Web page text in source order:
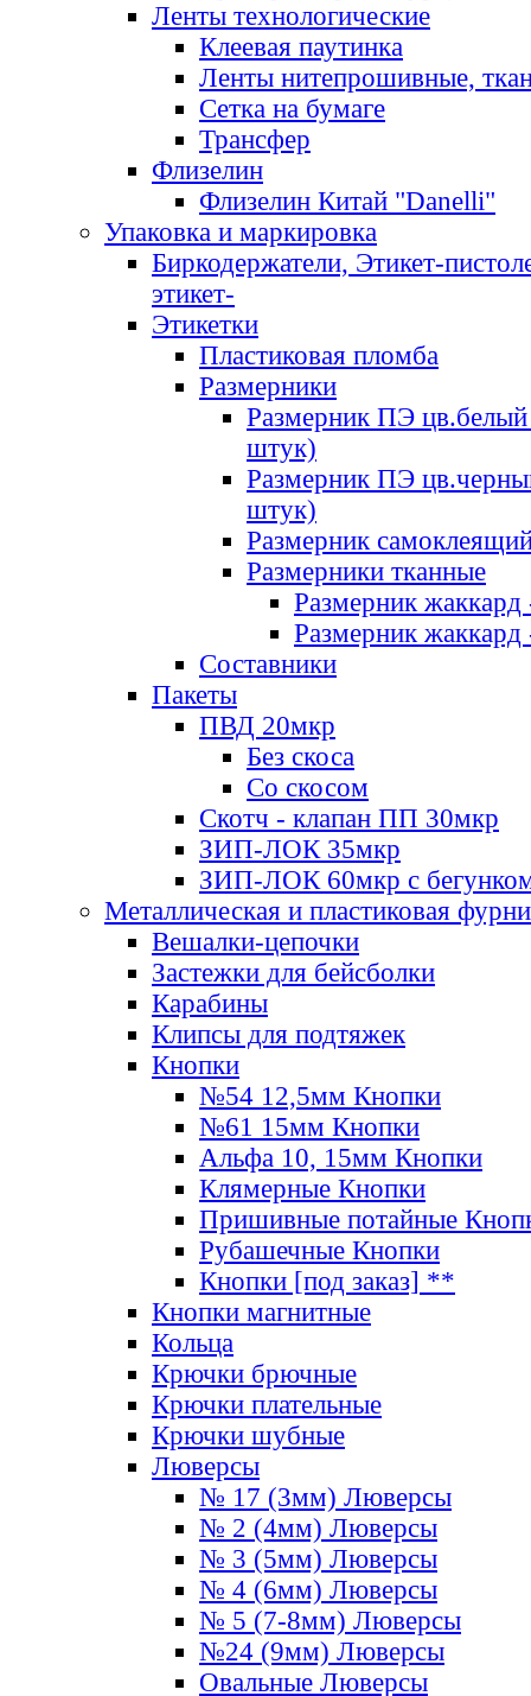
Ленты технологические
Клеевая паутинка
Ленты нитепрошивные,
Сетка на бумаге
Трансфер
Флизелин
Флизелин Китай "Danelli"
Упаковка и маркировка
Биркодержатели, Этикет-
этикет-
Этикетки
Пластиковая пломба
Размерники
Размерник ПЭ цв.белый
штук)
Размерник ПЭ
штук)
Размерник
Размерники тканные
Размерник
Размерник
Составники
Пакеты
ПВД 20мкр
Без скоса
Со скосом
Скотч - клапан ПП 30мкр
ЗИП-ЛОК 35мкр
ЗИП-ЛОК 60мкр с
Металлическая и пластиковая
Вешалки-цепочки
Застежки для бейсболки
Карабины
Клипсы для подтяжек
Кнопки
№54 12,5мм Кнопки
№61 15мм Кнопки
Альфа 10, 15мм Кнопки
Клямерные Кнопки
Пришивные потайные
Рубашечные Кнопки
Кнопки [под заказ] **
Кнопки магнитные
Кольца
Крючки брючные
Крючки плательные
Крючки шубные
Люверсы
№ 17 (3мм) Люверсы
№ 2 (4мм) Люверсы
№ 3 (5мм) Люверсы
№ 4 (6мм) Люверсы
№ 5 (7-8мм) Люверсы
№24 (9мм) Люверсы
Овальные Люверсы